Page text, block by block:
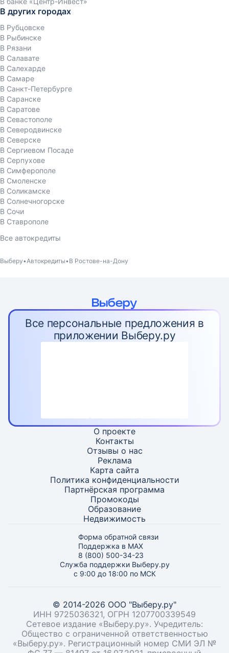
В других городах
В Рубцовске
В Рыбинске
В Рязани
В Салавате
В Салехарде
В Самаре
В Санкт-Петербурге
В Саранске
В Саратове
В Севастополе
В Северодвинске
В Северске
В Сергиевом Посаде
В Серпухове
В Симферополе
В Смоленске
В Соликамске
В Солнечногорске
В Сочи
В Ставрополе
Все автокредиты
Выберу Автокредиты В Ростове-на-Дону
Все персональные предложения в
приложении Выберу.ру
О проекте
Контакты
Отзывы о нас
Реклама
Карта сайта
Политика конфиденциальности
Партнёрская программа
Промокоды
Образование
Недвижимость
Форма обратной связи
Поддержка в MAX
8 (800) 500-34-23
Служба поддержки Выберу.ру
с 9:00 до 18:00 по МСК
© 2014-2026 ООО "Выберу.ру"
ИНН 9725036321, ОГРН 1207700339549
Сетевое издание «Выберу.ру». Учредитель:
Общество с ограниченной ответственностью
«Выберу.ру». Регистрационный номер СМИ ЭЛ №